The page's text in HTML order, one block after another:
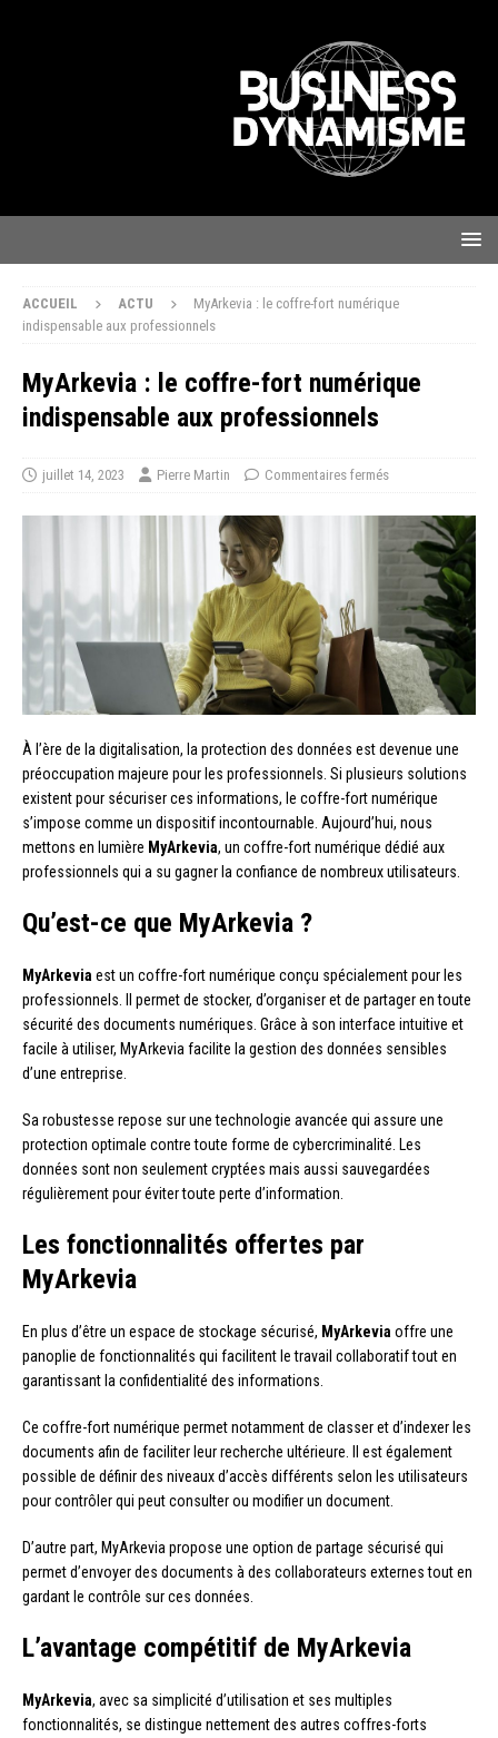
ACCUEIL ACTU
MyArkevia : le coffre-fort numérique
indispensable aux professionnels
MyArkevia : le coffre-fort numérique
indispensable aux professionnels
juillet 14, 2023 Pierre Martin Commentaires fermés
À l’ère de la digitalisation, la protection des données est devenue une
préoccupation majeure pour les professionnels. Si plusieurs solutions
existent pour sécuriser ces informations, le coffre-fort numérique
s’impose comme un dispositif incontournable. Aujourd’hui, nous
mettons en lumière MyArkevia, un coffre-fort numérique dédié aux
professionnels qui a su gagner la confiance de nombreux utilisateurs.
Qu’est-ce que MyArkevia ?
MyArkevia est un coffre-fort numérique conçu spécialement pour les
professionnels. Il permet de stocker, d’organiser et de partager en toute
sécurité des documents numériques. Grâce à son interface intuitive et
facile à utiliser, MyArkevia facilite la gestion des données sensibles
d’une entreprise.
Sa robustesse repose sur une technologie avancée qui assure une
protection optimale contre toute forme de cybercriminalité. Les
données sont non seulement cryptées mais aussi sauvegardées
régulièrement pour éviter toute perte d’information.
Les fonctionnalités offertes par
MyArkevia
En plus d’être un espace de stockage sécurisé, MyArkevia offre une
panoplie de fonctionnalités qui facilitent le travail collaboratif tout en
garantissant la confidentialité des informations.
Ce coffre-fort numérique permet notamment de classer et d’indexer les
documents afin de faciliter leur recherche ultérieure. Il est également
possible de définir des niveaux d’accès différents selon les utilisateurs
pour contrôler qui peut consulter ou modifier un document.
D’autre part, MyArkevia propose une option de partage sécurisé qui
permet d’envoyer des documents à des collaborateurs externes tout en
gardant le contrôle sur ces données.
L’avantage compétitif de MyArkevia
MyArkevia, avec sa simplicité d’utilisation et ses multiples
fonctionnalités, se distingue nettement des autres coffres-forts